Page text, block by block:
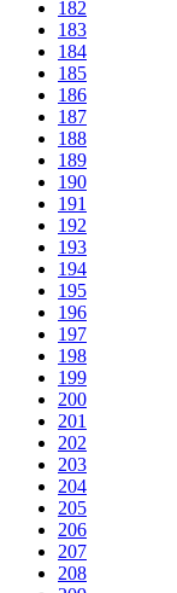
182
183
184
185
186
187
188
189
190
191
192
193
194
195
196
197
198
199
200
201
202
203
204
205
206
207
208